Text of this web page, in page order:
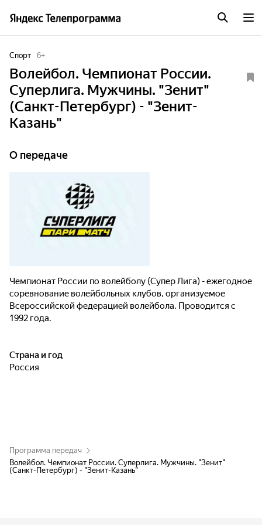
Спорт 6+
Волейбол. Чемпионат России.
Суперлига. Мужчины. "Зенит"
(Санкт-Петербург) - "Зенит-
Казань"
О передаче
Чемпионат России по волейболу (Супер Лига) - ежегодное
соревнование волейбольных клубов, организуемое
Всероссийской федерацией волейбола. Проводится с
1992 года.
Страна и год
Россия
Программа передач
Волейбол. Чемпионат России. Суперлига. Мужчины. "Зенит"
(Санкт-Петербург) - "Зенит-Казань"